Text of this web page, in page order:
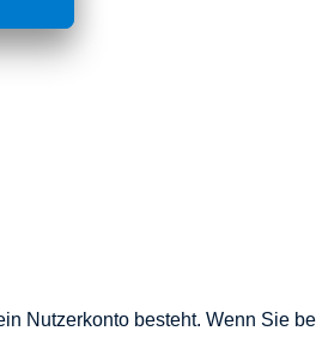
Nutzerkonto besteht. Wenn Sie